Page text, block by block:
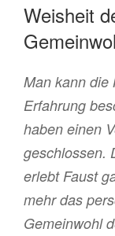
Weisheit
Man kann die
Erfahrung
haben einen
geschlossen.
erlebt Faust
mehr das
Gemeinwohl